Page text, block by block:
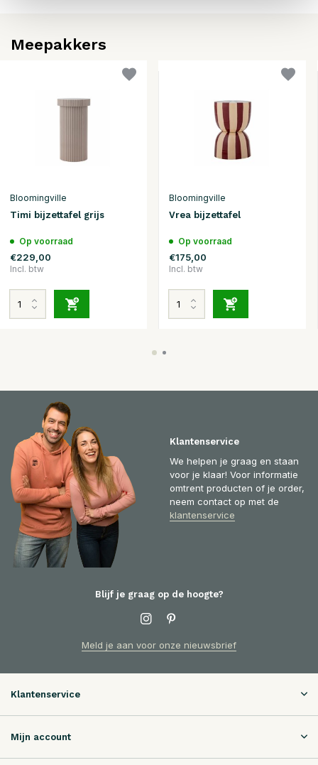
Meepakkers
Bloomingville
Timi bijzettafel grijs
Op voorraad
€229,00
Incl. btw
Bloomingville
Vrea bijzettafel
Op voorraad
€175,00
Incl. btw
Klantenservice
We helpen je graag en staan
voor je klaar! Voor informatie
omtrent producten of je order,
neem contact op met de
klantenservice
Blijf je graag op de hoogte?
Meld je aan voor onze nieuwsbrief
Klantenservice
Mijn account